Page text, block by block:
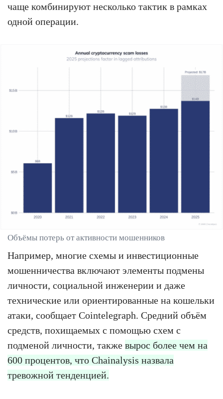
чаще комбинируют несколько тактик в рамках
одной операции.
Объёмы потерь от активности мошенников
Например, многие схемы и инвестиционные
мошенничества включают элементы подмены
личности, социальной инженерии и даже
технические или ориентированные на кошельки
атаки, сообщает Cointelegraph. Средний объём
средств, похищаемых с помощью схем с
подменой личности, также вырос более чем на
600 процентов, что Chainalysis назвала
тревожной тенденцией.